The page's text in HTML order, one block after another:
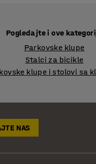
Pogledajte i ove
Parkovske klupe
Stalci za bicikle
klupe i stolovi sa
NAS